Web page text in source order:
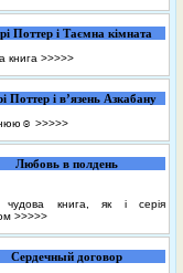
Поттер і Таємна кімната
книга >>>>>
Поттер і в’язень Азкабану
>>>>>
Любовь в полдень
чудова книга, як і серія
>>>>>
Сердечный договор